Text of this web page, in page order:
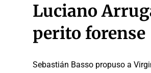
Luciano
perito forense
Sebastián Basso propuso a